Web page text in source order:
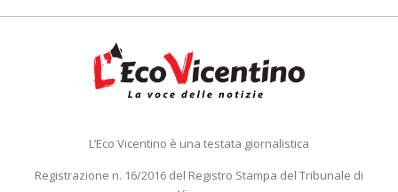
L’Eco Vicentino è una testata giornalistica
Registrazione n. 16/2016 del Registro Stampa del Tribunale di